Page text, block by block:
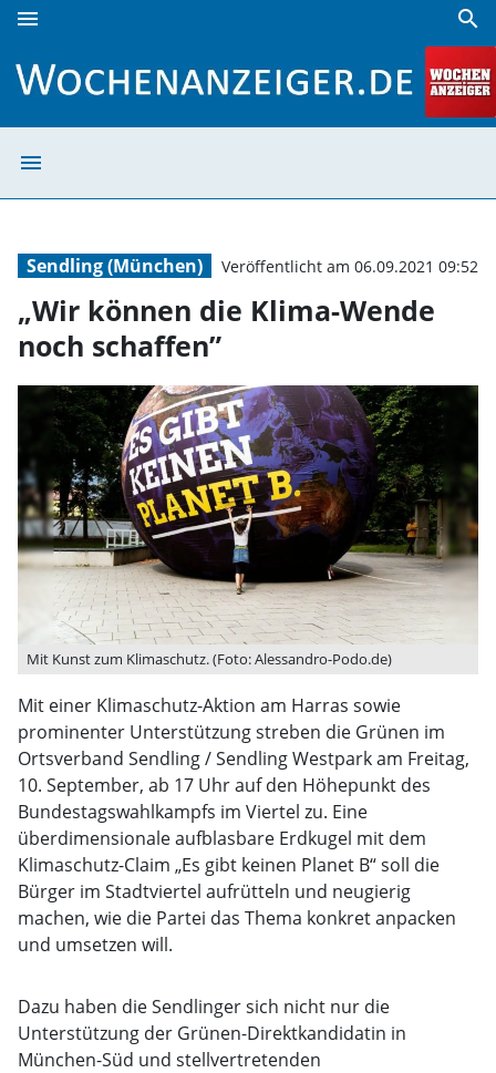
menu search
menu
Sendling (München) Veröffentlicht am 06.09.2021 09:52
„Wir können die Klima-Wende
noch schaffen”
Mit Kunst zum Klimaschutz. (Foto: Alessandro-Podo.de)
Mit einer Klimaschutz-Aktion am Harras sowie
prominenter Unterstützung streben die Grünen im
Ortsverband Sendling / Sendling Westpark am Freitag,
10. September, ab 17 Uhr auf den Höhepunkt des
Bundestagswahlkampfs im Viertel zu. Eine
überdimensionale aufblasbare Erdkugel mit dem
Klimaschutz-Claim „Es gibt keinen Planet B“ soll die
Bürger im Stadtviertel aufrütteln und neugierig
machen, wie die Partei das Thema konkret anpacken
und umsetzen will.
Dazu haben die Sendlinger sich nicht nur die
Unterstützung der Grünen-Direktkandidatin in
München-Süd und stellvertretenden